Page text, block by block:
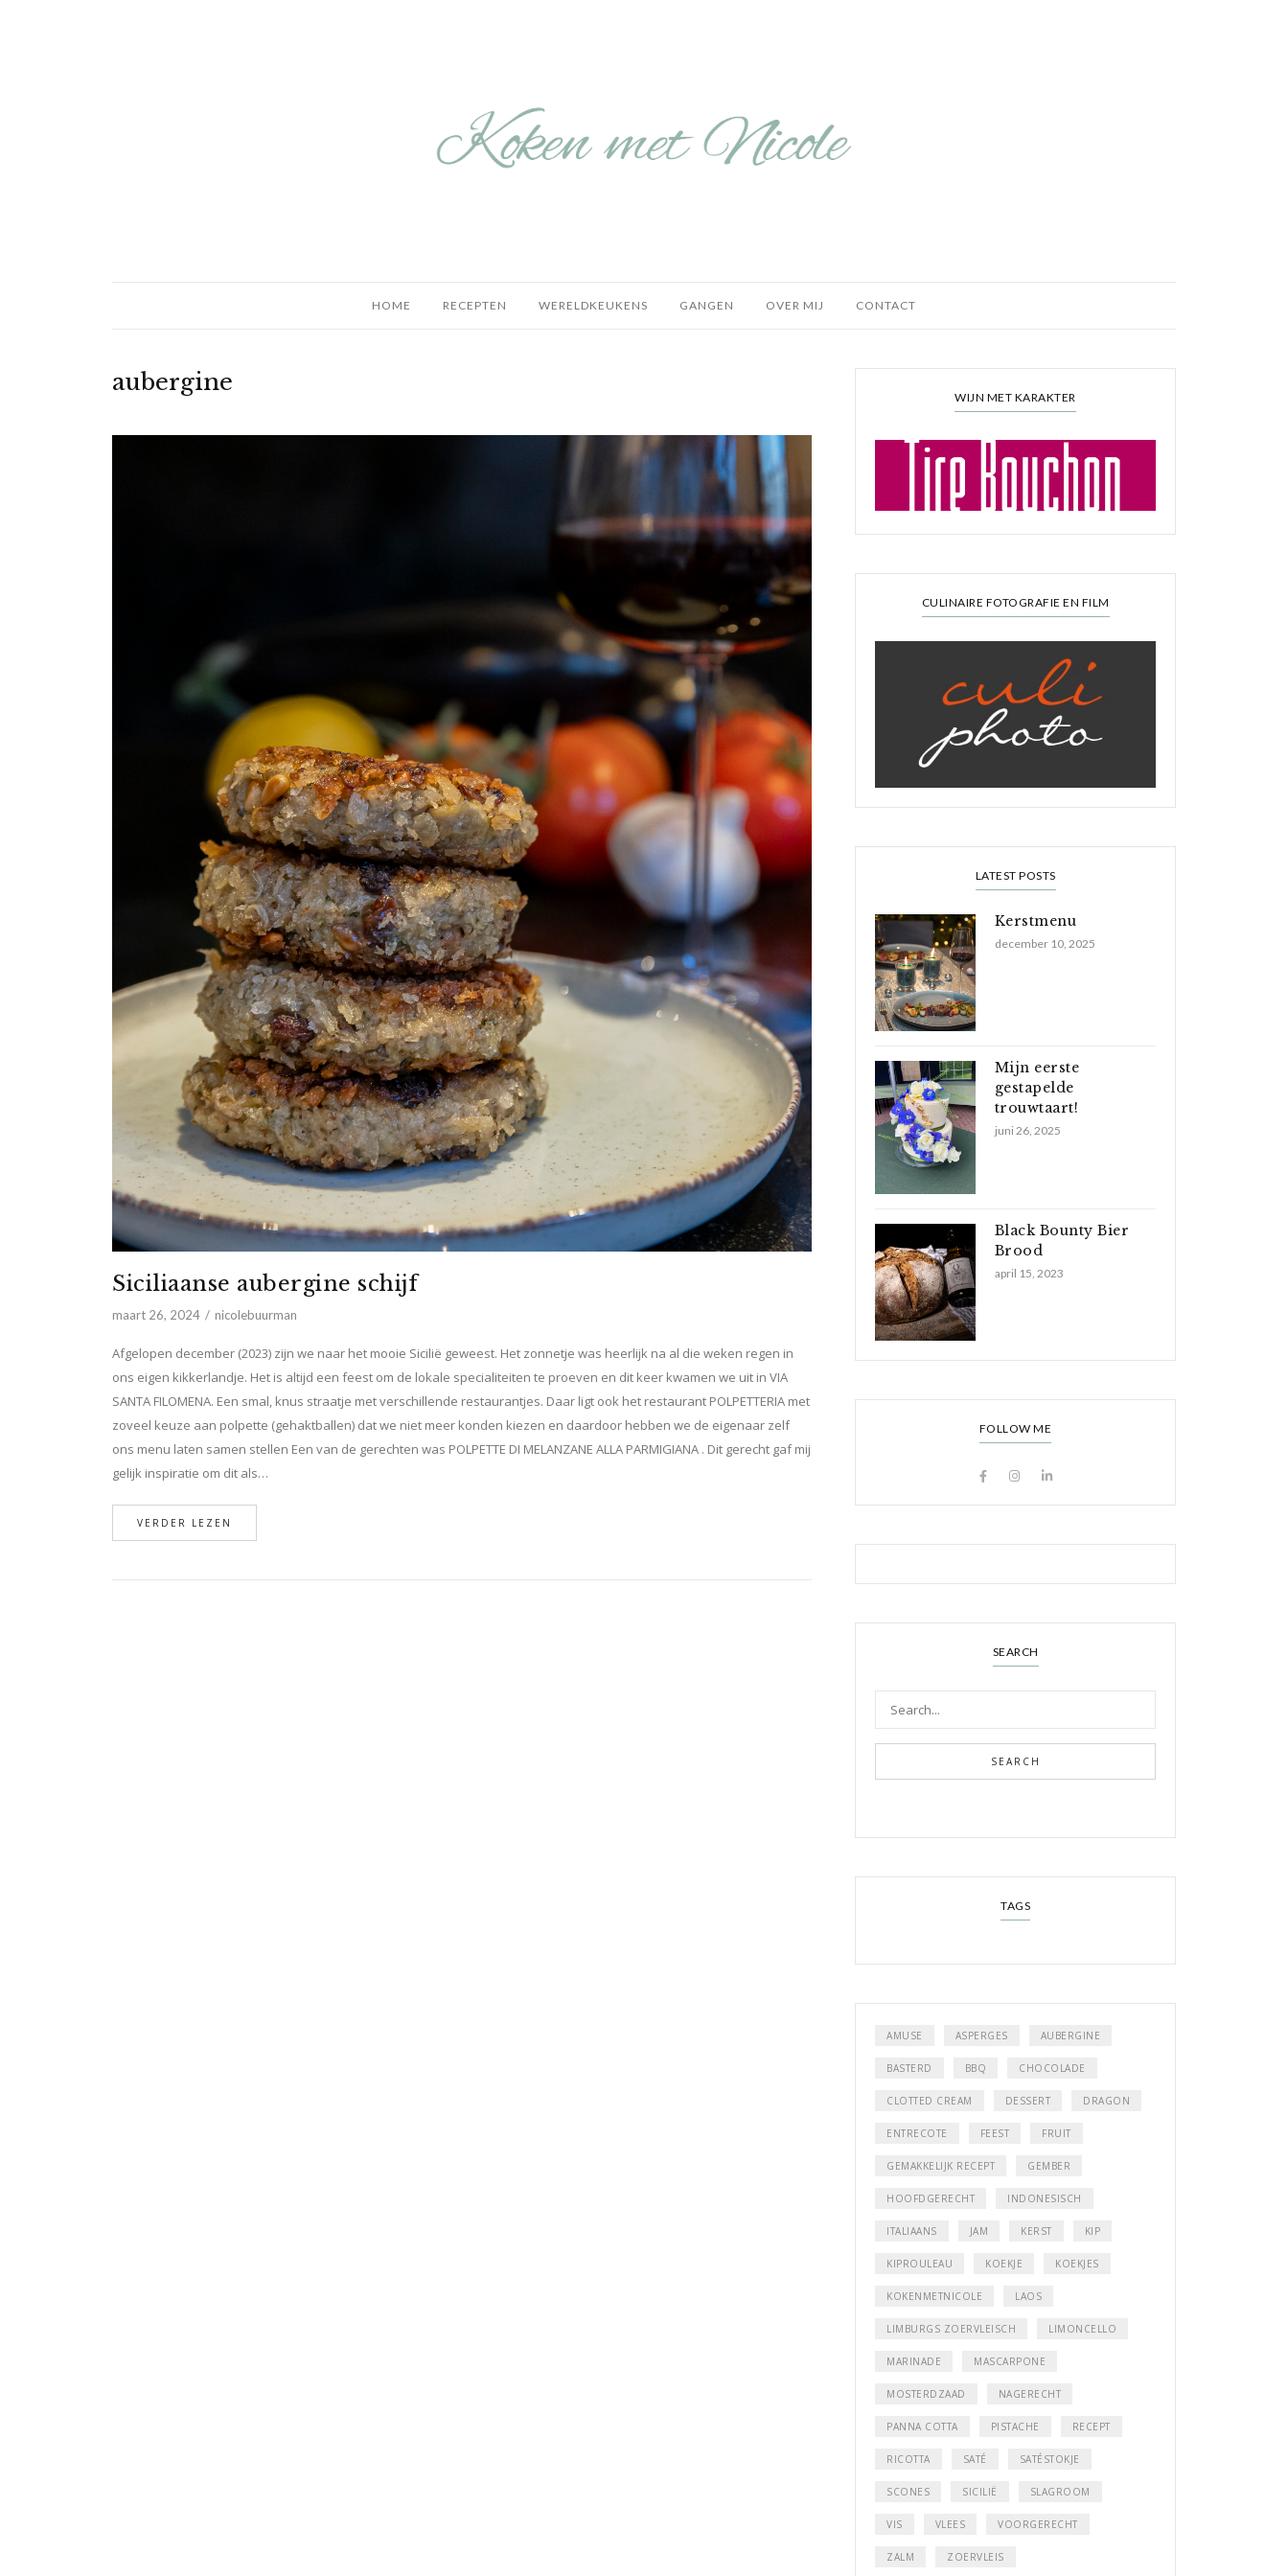
HOME RECEPTEN WERELDKEUKENS GANGEN OVER MIJ CONTACT
aubergine
Siciliaanse aubergine schijf
maart 26, 2024 nicolebuurman
Afgelopen december (2023) zijn we naar het mooie Sicilië geweest. Het zonnetje was heerlijk na al die weken regen in
ons eigen kikkerlandje. Het is altijd een feest om de lokale specialiteiten te proeven en dit keer kwamen we uit in VIA
SANTA FILOMENA. Een smal, knus straatje met verschillende restaurantjes. Daar ligt ook het restaurant POLPETTERIA met
zoveel keuze aan polpette (gehaktballen) dat we niet meer konden kiezen en daardoor hebben we de eigenaar zelf
ons menu laten samen stellen Een van de gerechten was POLPETTE DI MELANZANE ALLA PARMIGIANA . Dit gerecht gaf mij
gelijk inspiratie om dit als…
VERDER LEZEN
WIJN MET KARAKTER
CULINAIRE FOTOGRAFIE EN FILM
LATEST POSTS
Kerstmenu
december 10, 2025
Mijn eerste
gestapelde
trouwtaart!
juni 26, 2025
Black Bounty Bier
Brood
april 15, 2023
FOLLOW ME
SEARCH
SEARCH
TAGS
AMUSE ASPERGES AUBERGINE
BASTERD BBQ CHOCOLADE
CLOTTED CREAM DESSERT DRAGON
ENTRECOTE FEEST FRUIT
GEMAKKELIJK RECEPT GEMBER
HOOFDGERECHT INDONESISCH
ITALIAANS JAM KERST KIP
KIPROULEAU KOEKJE KOEKJES
KOKENMETNICOLE LAOS
LIMBURGS ZOERVLEISCH LIMONCELLO
MARINADE MASCARPONE
MOSTERDZAAD NAGERECHT
PANNA COTTA PISTACHE RECEPT
RICOTTA SATÉ SATÉSTOKJE
SCONES SICILIË SLAGROOM
VIS VLEES VOORGERECHT
ZALM ZOERVLEIS